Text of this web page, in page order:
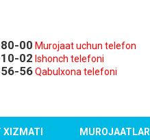
00 Murojaat uchun telefon
02 Ishonch telefoni
56 Qabulxona telefoni
XIZMATI MUROJAATLAR